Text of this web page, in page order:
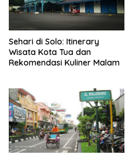
Sehari di Solo: Itinerary
Wisata Kota Tua dan
Rekomendasi Kuliner Malam